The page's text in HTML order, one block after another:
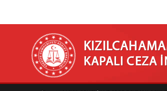
KAPALI CEZA